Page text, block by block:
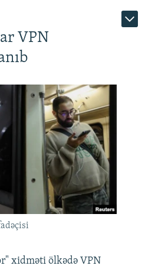
VPN
xidməti ölkədə VPN